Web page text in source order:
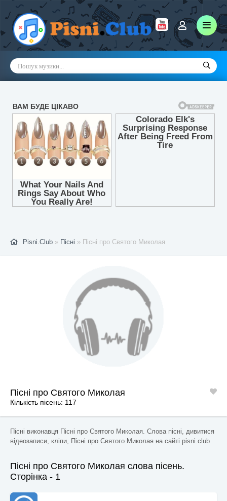
Pisni.Club » Пісні » Пісні про Святого Миколая
Пісні про Святого Миколая
Кількість пісень: 117
Пісні виконавця Пісні про Святого Миколая. Слова пісні, дивитися
відеозаписи, кліпи, Пісні про Святого Миколая на сайті pisni.club
Пісні про Святого Миколая слова пісень.
Сторінка - 1